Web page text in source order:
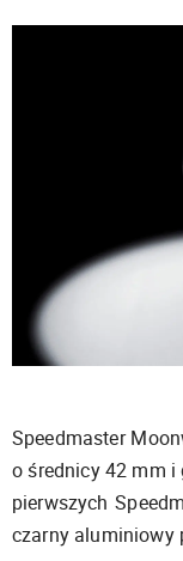
Speedmaster
o średnicy 42 mm i
pierwszych
czarny aluminiowy